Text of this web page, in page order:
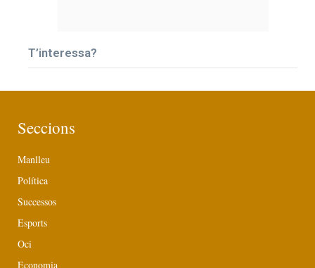
T’interessa?
Seccions
Manlleu
Política
Successos
Esports
Oci
Economia